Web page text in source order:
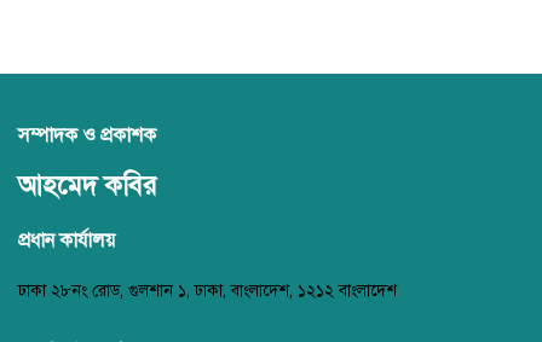
সম্পাদক ও প্রকাশক
আহমেদ কবির
প্রধান কার্যালয়
ঢাকা ২৮নং রোড, গুলশান ১, ঢাকা, বাংলাদেশ, ১২১২ বাংলাদেশ